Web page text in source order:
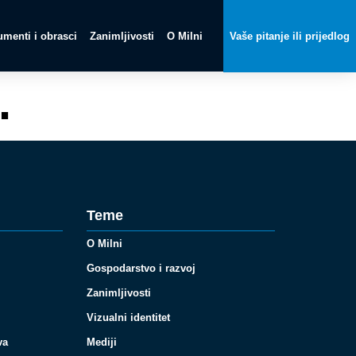
i obrasci Zanimljivosti O Milni Vaše pitanje ili prijedlog
Teme
O Milni
Gospodarstvo i razvoj
Zanimljivosti
Vizualni identitet
Mediji